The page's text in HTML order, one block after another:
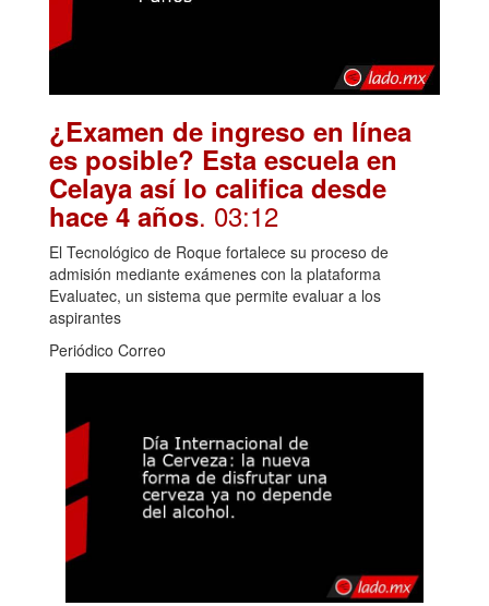
¿Examen de ingreso en línea
es posible? Esta escuela en
Celaya así lo califica desde
hace 4 años. 03:12
El Tecnológico de Roque fortalece su proceso de
admisión mediante exámenes con la plataforma
Evaluatec, un sistema que permite evaluar a los
aspirantes
Periódico Correo